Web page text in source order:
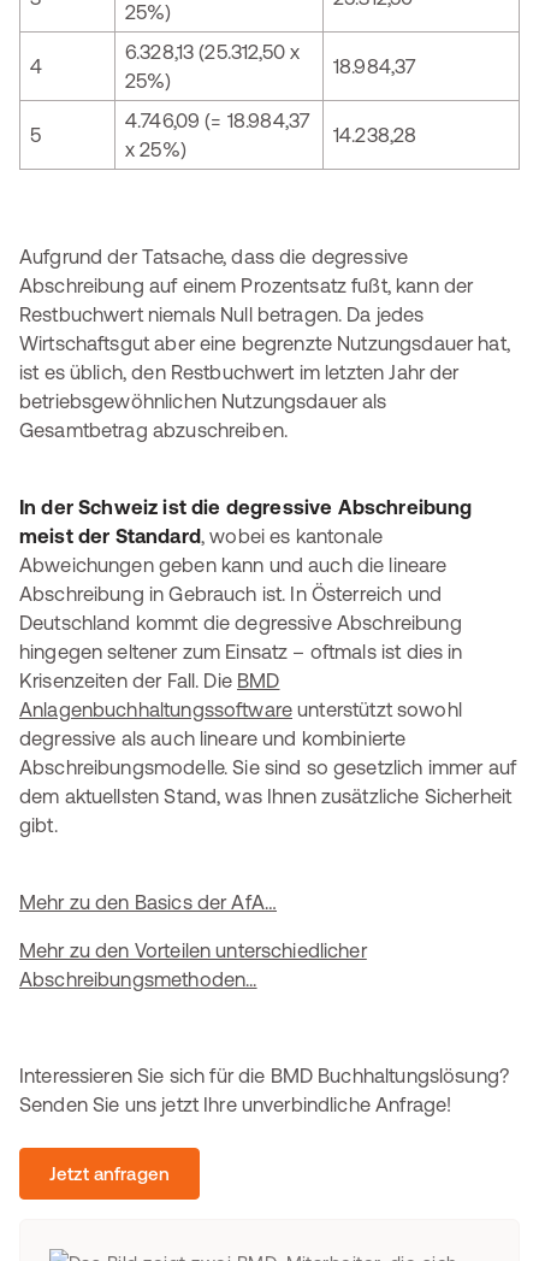
25%)
4
6.328,13 (25.312,50 x
25%)
18.984,37
5
4.746,09 (= 18.984,37
x 25%)
14.238,28
Aufgrund der Tatsache, dass die degressive
Abschreibung auf einem Prozentsatz fußt, kann der
Restbuchwert niemals Null betragen. Da jedes
Wirtschaftsgut aber eine begrenzte Nutzungsdauer hat,
ist es üblich, den Restbuchwert im letzten Jahr der
betriebsgewöhnlichen Nutzungsdauer als
Gesamtbetrag abzuschreiben.
In der Schweiz ist die degressive Abschreibung
meist der Standard, wobei es kantonale
Abweichungen geben kann und auch die lineare
Abschreibung in Gebrauch ist. In Österreich und
Deutschland kommt die degressive Abschreibung
hingegen seltener zum Einsatz – oftmals ist dies in
Krisenzeiten der Fall. Die BMD
Anlagenbuchhaltungssoftware unterstützt sowohl
degressive als auch lineare und kombinierte
Abschreibungsmodelle. Sie sind so gesetzlich immer auf
dem aktuellsten Stand, was Ihnen zusätzliche Sicherheit
gibt.
Mehr zu den Basics der AfA…
Mehr zu den Vorteilen unterschiedlicher
Abschreibungsmethoden...
Interessieren Sie sich für die BMD Buchhaltungslösung?
Senden Sie uns jetzt Ihre unverbindliche Anfrage!
Jetzt anfragen